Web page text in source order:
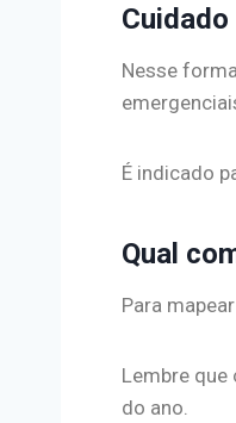
Nesse
É indicado
Qual
Para
Lembre que
do ano.